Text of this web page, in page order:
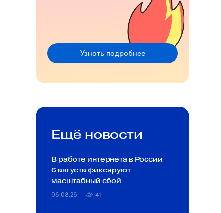
Узнать подробнее
Ещё новости
В работе интернета в России
6 августа фиксируют
масштабный сбой
06.08.26 41